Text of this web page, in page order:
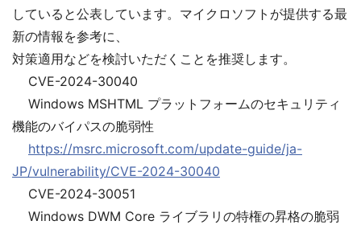
していると公表しています。マイクロソフトが提供する最
新の情報を参考に、
対策適用などを検討いただくことを推奨します。
CVE-2024-30040
Windows MSHTML プラットフォームのセキュリティ
機能のバイパスの脆弱性
https://msrc.microsoft.com/update-guide/ja-
JP/vulnerability/CVE-2024-30040
CVE-2024-30051
Windows DWM Core ライブラリの特権の昇格の脆弱